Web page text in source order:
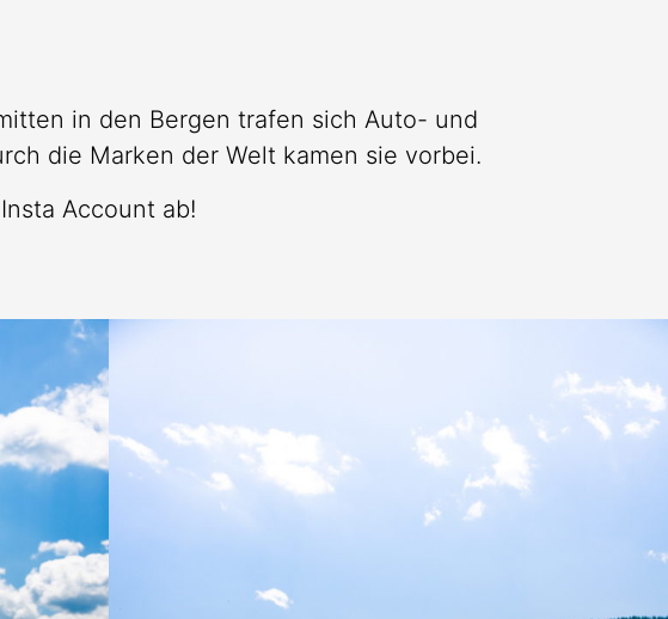
in den Bergen trafen sich Auto- und
die Marken der Welt kamen sie vorbei.
Account ab!